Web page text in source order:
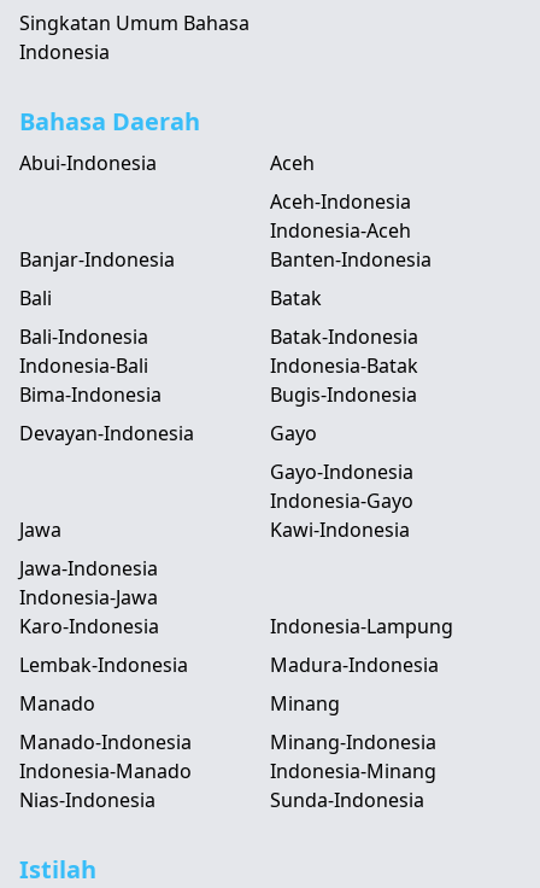
Singkatan Umum Bahasa
Indonesia
Bahasa Daerah
Abui-Indonesia
Aceh
Aceh-Indonesia
Indonesia-Aceh
Banjar-Indonesia
Banten-Indonesia
Bali
Bali-Indonesia
Indonesia-Bali
Batak
Batak-Indonesia
Indonesia-Batak
Bima-Indonesia
Bugis-Indonesia
Devayan-Indonesia
Gayo
Gayo-Indonesia
Indonesia-Gayo
Jawa
Jawa-Indonesia
Indonesia-Jawa
Kawi-Indonesia
Karo-Indonesia
Indonesia-Lampung
Lembak-Indonesia
Madura-Indonesia
Manado
Manado-Indonesia
Indonesia-Manado
Minang
Minang-Indonesia
Indonesia-Minang
Nias-Indonesia
Sunda-Indonesia
Istilah